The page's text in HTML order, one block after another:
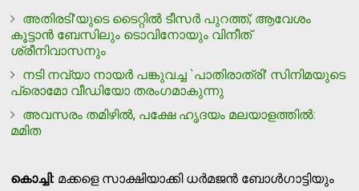
അതിരടി'യുടെ ടൈറ്റില്‍ ടീസര്‍ പുറത്ത്; ആവേശം
കൂട്ടാൻ ബേസിലും ടൊവിനോയും വിനീത്
ശ്രീനിവാസനും
നടി നവ്യാ നായര്‍ പങ്കുവച്ച `പാതിരാത്രി' സിനിമയുടെ
പ്രൊമോ വീഡിയോ തരംഗമാകുന്നു
അവസരം തമിഴില്‍, പക്ഷേ ഹൃദയം മലയാളത്തില്‍:
മമിത
കൊച്ചി: മക്കളെ സാക്ഷിയാക്കി ധര്‍മജന്‍ ബോള്‍ഗാട്ടിയും